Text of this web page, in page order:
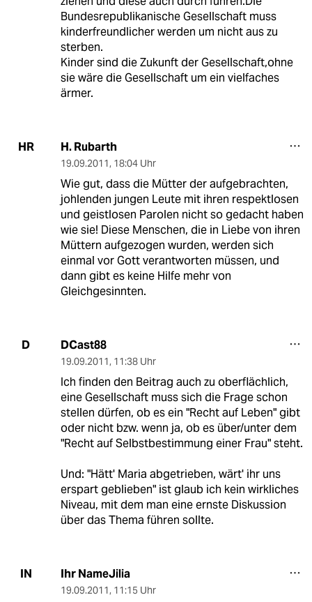
Bundesrepublikanische Gesellschaft muss
kinderfreundlicher werden um nicht aus zu
sterben.
Kinder sind die Zukunft der Gesellschaft,ohne
sie wäre die Gesellschaft um ein vielfaches
ärmer.
HR H. Rubarth
19.09.2011, 18:04 Uhr
Wie gut, dass die Mütter der aufgebrachten,
johlenden jungen Leute mit ihren respektlosen
und geistlosen Parolen nicht so gedacht haben
wie sie! Diese Menschen, die in Liebe von ihren
Müttern aufgezogen wurden, werden sich
einmal vor Gott verantworten müssen, und
dann gibt es keine Hilfe mehr von
Gleichgesinnten.
D DCast88
19.09.2011, 11:38 Uhr
Ich finden den Beitrag auch zu oberflächlich,
eine Gesellschaft muss sich die Frage schon
stellen dürfen, ob es ein "Recht auf Leben" gibt
oder nicht bzw. wenn ja, ob es über/unter dem
"Recht auf Selbstbestimmung einer Frau" steht.
Und: "Hätt' Maria abgetrieben, wärt' ihr uns
erspart geblieben" ist glaub ich kein wirkliches
Niveau, mit dem man eine ernste Diskussion
über das Thema führen sollte.
IN Ihr NameJilia
19.09.2011, 11:15 Uhr